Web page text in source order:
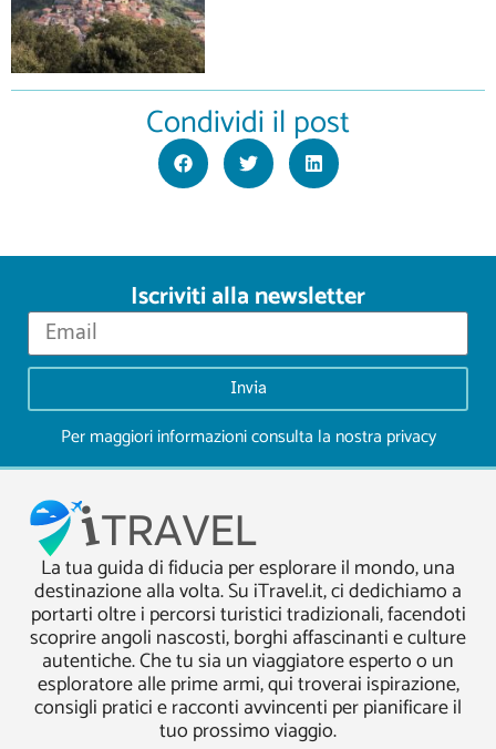
Condividi il post
Iscriviti alla newsletter
Invia
Per maggiori informazioni consulta la nostra privacy
La tua guida di fiducia per esplorare il mondo, una
destinazione alla volta. Su iTravel.it, ci dedichiamo a
portarti oltre i percorsi turistici tradizionali, facendoti
scoprire angoli nascosti, borghi affascinanti e culture
autentiche. Che tu sia un viaggiatore esperto o un
esploratore alle prime armi, qui troverai ispirazione,
consigli pratici e racconti avvincenti per pianificare il
tuo prossimo viaggio.